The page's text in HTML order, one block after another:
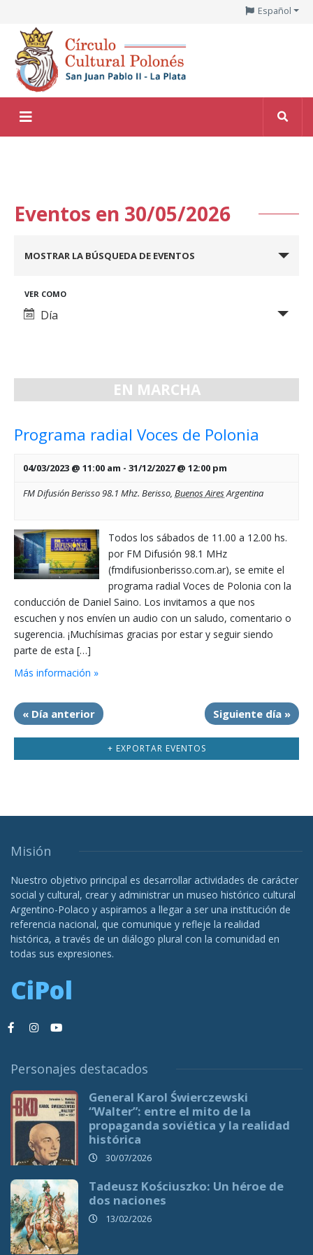
Español
Eventos en 30/05/2026
Navegación
búsqueda
y
de
Eventos
MOSTRAR LA BÚSQUEDA DE EVENTOS
Navegación
de
VER COMO
Día
EN MARCHA
Programa radial Voces de Polonia
04/03/2023 @ 11:00 am - 31/12/2027 @ 12:00 pm
FM Difusión Berisso 98.1 Mhz. Berisso, Buenos AiresArgentina
Todos los sábados de 11.00 a 12.00 hs.
por FM Difusión 98.1 MHz
(fmdifusionberisso.com.ar), se emite el
programa radial Voces de Polonia con la
conducción de Daniel Saino. Los invitamos a que nos
escuchen y nos envíen un audio con un saludo, comentario o
sugerencia. ¡Muchísimas gracias por estar y seguir siendo
parte de esta […]
Más información »
« Día anterior Siguiente día »
+ EXPORTAR EVENTOS
Misión
Nuestro objetivo principal es desarrollar actividades de carácter
social y cultural, crear y administrar un museo histórico cultural
Argentino-Polaco y aspiramos a llegar a ser una institución de
referencia nacional, que comunique y refleje la realidad
histórica, a través de un diálogo plural con la comunidad en
todas sus expresiones.
CiPol
Personajes destacados
General Karol Świerczewski
“Walter”: entre el mito de la
propaganda soviética y la realidad
histórica
30/07/2026
Tadeusz Kościuszko: Un héroe de
dos naciones
13/02/2026